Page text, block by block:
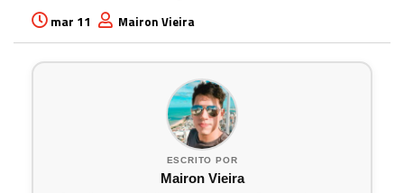
mar 11 Mairon Vieira
ESCRITO POR
Mairon Vieira